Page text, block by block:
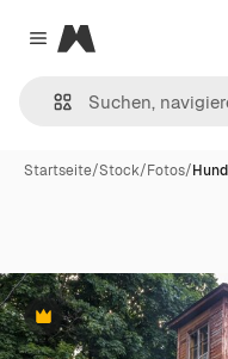
Close menu
Magnific
Startseite/Stock/Fotos/
Premium